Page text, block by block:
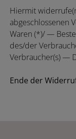
Hiermit
abgeschlossenen
Waren (*)/ —
des/der
Verbraucher(s) —
Ende der